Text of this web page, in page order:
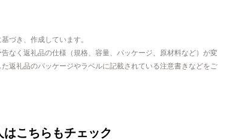
づき、作成しています。
なく返礼品の仕様（規格、容量、パッケージ、原材料など）が変
返礼品のパッケージやラベルに記載されている注意書きなどをご
こちらもチェック